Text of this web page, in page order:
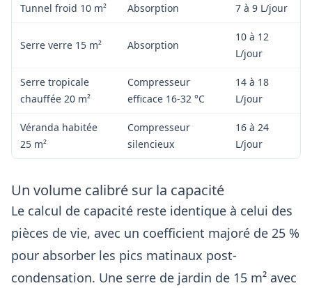
Tunnel froid 10 m² Absorption 7 à 9 L/jour
Serre verre 15 m² Absorption
10 à 12
L/jour
Serre tropicale
chauffée 20 m²
Compresseur
efficace 16-32 °C
14 à 18
L/jour
Véranda habitée
25 m²
Compresseur
silencieux
16 à 24
L/jour
Un volume calibré sur la capacité
Le calcul de capacité reste identique à celui des
pièces de vie, avec un coefficient majoré de 25 %
pour absorber les pics matinaux post-
condensation. Une serre de jardin de 15 m² avec